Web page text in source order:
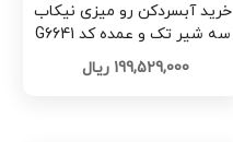
خرید آبسردکن رو میزی نیکاب
سه شیر تک و عمده کد G6641
199,529,000 ریال